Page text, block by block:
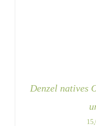
Denzel natives